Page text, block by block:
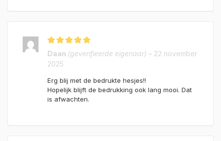
Gewaardeerd
4uit 5
Daan (geverifieerde eigenaar) – 22 november
2025
Erg blij met de bedrukte hesjes!!
Hopelijk blijft de bedrukking ook lang mooi. Dat
is afwachten.